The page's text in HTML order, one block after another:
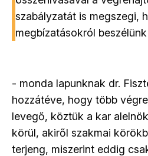
szabályzatát is megszegi,
megbízatásokról
- monda lapunknak dr.
hozzátéve, hogy több
levegő, köztük a kar
körül, akiről szakmai
terjeng, miszerint eddig